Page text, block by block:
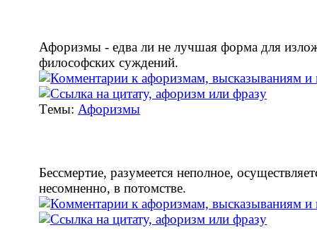
Афоризмы - едва ли не лучшая форма для
философских суждений.
Tемы: Афоризмы
Бессмертие, разумеется неполное,
несомненно, в потомстве.